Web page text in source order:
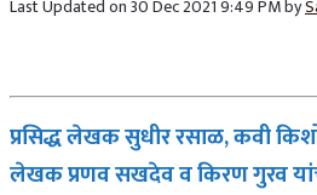
Last Updated on 30 Dec 2021 9:49 PM by
प्रसिद्ध लेखक सुधीर रसाळ, कवी
लेखक प्रणव सखदेव व किरण गुरव